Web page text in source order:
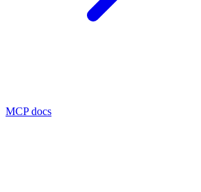
MCP docs